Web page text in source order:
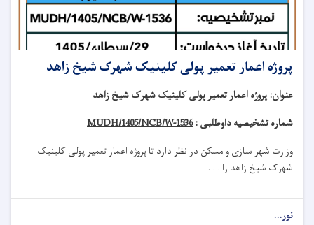
پروژه اعمار تعمیر پولی کلینیک شهرک شیخ زاهد
عنوان: پروژه اعمار تعمیر پولی کلینیک شهرک شیخ زاهد
شماره تشخیصیه داوطلبی :MUDH/1405/NCB/W-1536
وزارت شهر سازی و مسکن در نظر دارد تاپروژه اعمار تعمیرپولی کلینیک
شهرک شیخ زاهد را . . .
نور...